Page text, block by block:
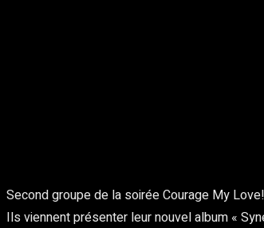
Second groupe de la soirée Courage My
Ils viennent présenter leur nouvel album «